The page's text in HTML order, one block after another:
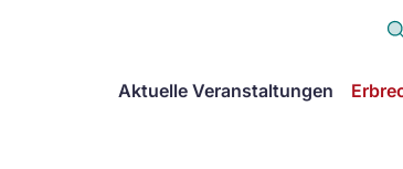
Aktuelle Veranstaltungen